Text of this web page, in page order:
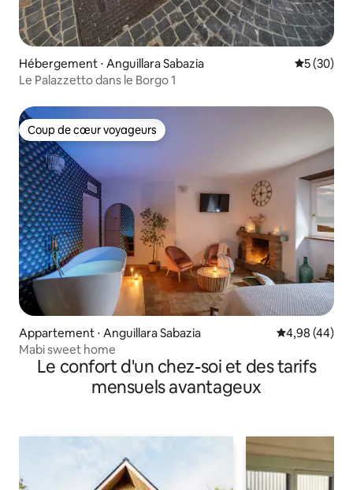
Hébergement ⋅ Anguillara Sabazia
5 (30)
Le Palazzetto dans le Borgo 1
Coup de cœur voyageurs
Coup de cœur voyageurs
Appartement ⋅ Anguillara Sabazia Évaluation
4,98 (44)
Mabi sweet home
Le confort d'un chez-soi et des tarifs
mensuels avantageux